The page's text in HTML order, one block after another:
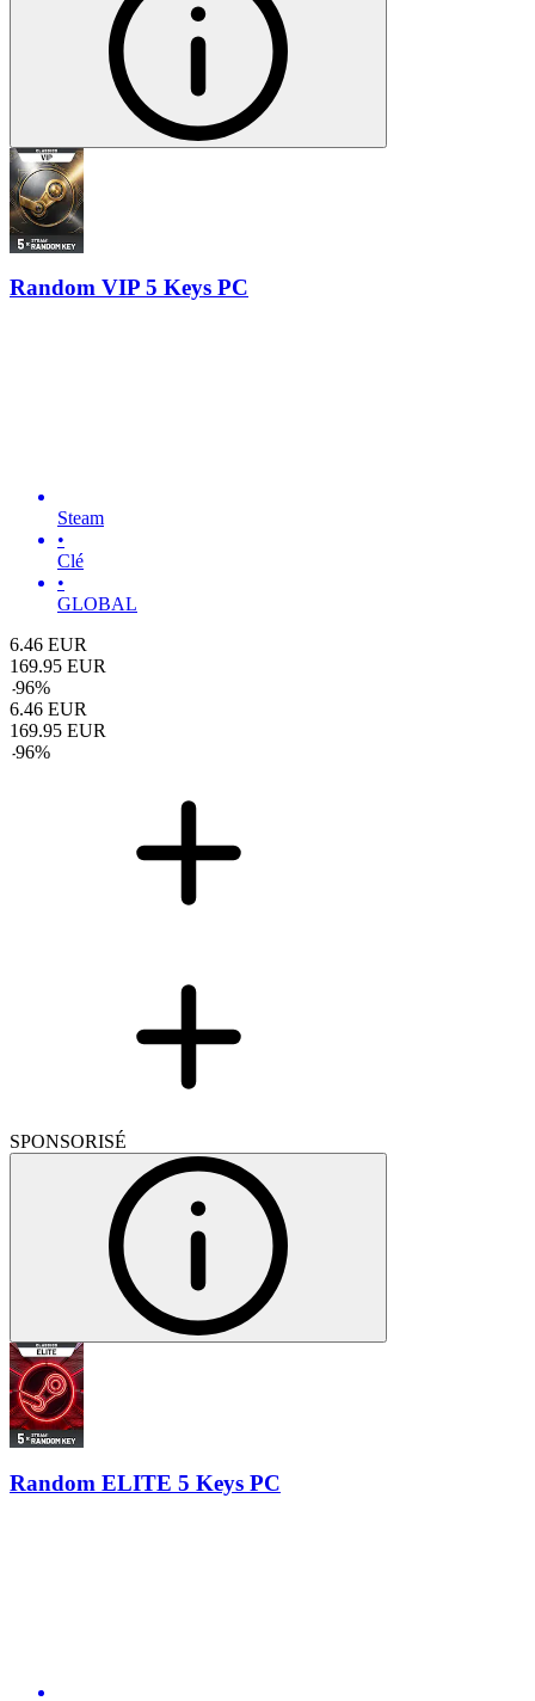
Random VIP 5 Keys PC
Steam
•
Clé
•
GLOBAL
6.46 EUR
169.95 EUR
-96%
6.46 EUR
169.95 EUR
-96%
SPONSORISÉ
Random ELITE 5 Keys PC